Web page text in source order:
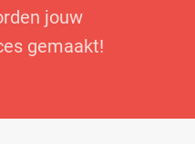
jouw
gemaakt!